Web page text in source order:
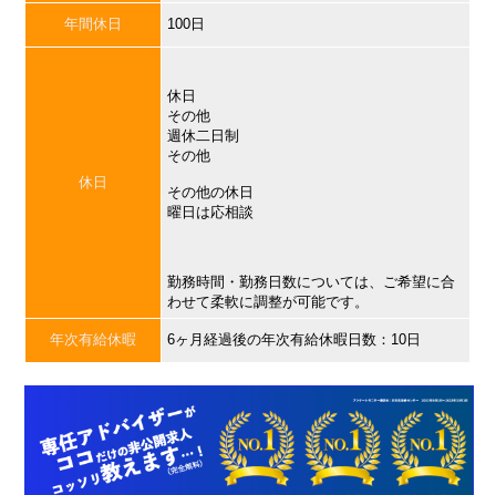
年間休日 100日
休日
休日
その他
週休二日制
その他
その他の休日
曜日は応相談
勤務時間・勤務日数については、ご希望に合
わせて柔軟に調整が可能です。
年次有給休暇 6ヶ月経過後の年次有給休暇日数：10日